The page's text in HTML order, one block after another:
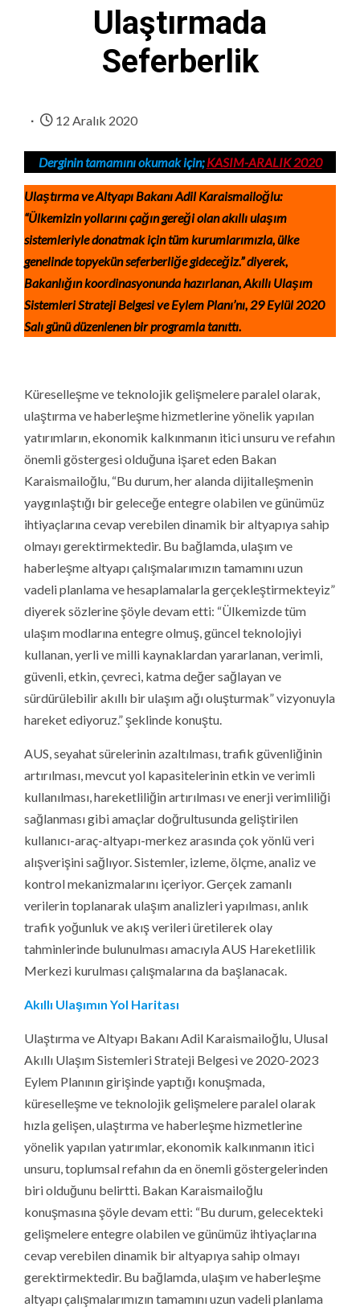
Ulaştırmada
Seferberlik
12 Aralık 2020
Derginin tamamını okumak için;KASIM-ARALIK 2020
Ulaştırma ve Altyapı Bakanı Adil Karaismailoğlu:
“Ülkemizin yollarını çağın gereği olan akıllı ulaşım
sistemleriyle donatmak için tüm kurumlarımızla, ülke
genelinde topyekün seferberliğe gideceğiz.” diyerek,
Bakanlığın koordinasyonunda hazırlanan, Akıllı Ulaşım
Sistemleri Strateji Belgesi ve Eylem Planı’nı, 29 Eylül 2020
Salı günü düzenlenen bir programla tanıttı.
Küreselleşme ve teknolojik gelişmelere paralel olarak,
ulaştırma ve haberleşme hizmetlerine yönelik yapılan
yatırımların, ekonomik kalkınmanın itici unsuru ve refahın
önemli göstergesi olduğuna işaret eden Bakan
Karaismailoğlu, “Bu durum, her alanda dijitalleşmenin
yaygınlaştığı bir geleceğe entegre olabilen ve günümüz
ihtiyaçlarına cevap verebilen dinamik bir altyapıya sahip
olmayı gerektirmektedir. Bu bağlamda, ulaşım ve
haberleşme altyapı çalışmalarımızın tamamını uzun
vadeli planlama ve hesaplamalarla gerçekleştirmekteyiz”
diyerek sözlerine şöyle devam etti: “Ülkemizde tüm
ulaşım modlarına entegre olmuş, güncel teknolojiyi
kullanan, yerli ve milli kaynaklardan yararlanan, verimli,
güvenli, etkin, çevreci, katma değer sağlayan ve
sürdürülebilir akıllı bir ulaşım ağı oluşturmak” vizyonuyla
hareket ediyoruz.” şeklinde konuştu.
AUS, seyahat sürelerinin azaltılması, trafik güvenliğinin
artırılması, mevcut yol kapasitelerinin etkin ve verimli
kullanılması, hareketliliğin artırılması ve enerji verimliliği
sağlanması gibi amaçlar doğrultusunda geliştirilen
kullanıcı-araç-altyapı-merkez arasında çok yönlü veri
alışverişini sağlıyor. Sistemler, izleme, ölçme, analiz ve
kontrol mekanizmalarını içeriyor. Gerçek zamanlı
verilerin toplanarak ulaşım analizleri yapılması, anlık
trafik yoğunluk ve akış verileri üretilerek olay
tahminlerinde bulunulması amacıyla AUS Hareketlilik
Merkezi kurulması çalışmalarına da başlanacak.
Akıllı Ulaşımın Yol Haritası
Ulaştırma ve Altyapı Bakanı Adil Karaismailoğlu, Ulusal
Akıllı Ulaşım Sistemleri Strateji Belgesi ve 2020-2023
Eylem Planının girişinde yaptığı konuşmada,
küreselleşme ve teknolojik gelişmelere paralel olarak
hızla gelişen, ulaştırma ve haberleşme hizmetlerine
yönelik yapılan yatırımlar, ekonomik kalkınmanın itici
unsuru, toplumsal refahın da en önemli göstergelerinden
biri olduğunu belirtti. Bakan Karaismailoğlu
konuşmasına şöyle devam etti: “Bu durum, gelecekteki
gelişmelere entegre olabilen ve günümüz ihtiyaçlarına
cevap verebilen dinamik bir altyapıya sahip olmayı
gerektirmektedir. Bu bağlamda, ulaşım ve haberleşme
altyapı çalışmalarımızın tamamını uzun vadeli planlama